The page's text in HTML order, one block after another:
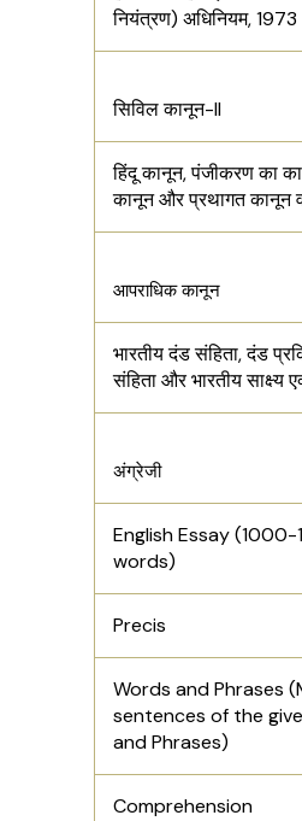
नियंत्रण) अधिनियम,
सिविल कानून-ll
हिंदू कानून, पंजीकरण का
कानून और प्रथागत कानून
आपराधिक कानून
भारतीय दंड संहिता, दंड
संहिता और भारतीय साक्ष्य
अंग्रेजी
English Essay (1000-
words)
Precis
Words and Phrases
sentences of the
and Phrases)
Comprehension